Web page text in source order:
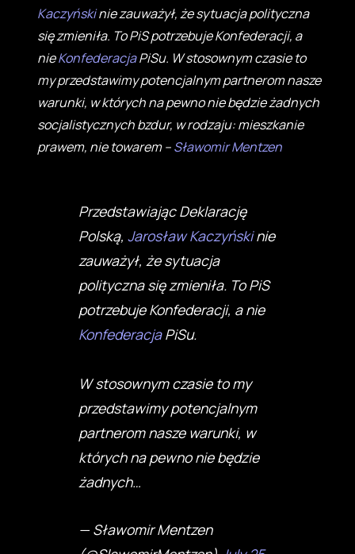
Kaczyńskinie zauważył, że sytuacja polityczna
się zmieniła. To PiS potrzebuje Konfederacji, a
nieKonfederacjaPiSu. W stosownym czasie to
my przedstawimy potencjalnym partnerom nasze
warunki, w których na pewno nie będzie żadnych
socjalistycznych bzdur, w rodzaju: mieszkanie
prawem, nie towarem –Sławomir Mentzen
Przedstawiając Deklarację
Polską, Jarosław Kaczyńskinie
zauważył, że sytuacja
polityczna się zmieniła. To PiS
potrzebuje Konfederacji, a nie
KonfederacjaPiSu.
W stosownym czasie to my
przedstawimy potencjalnym
partnerom nasze warunki, w
których na pewno nie będzie
żadnych…
— Sławomir Mentzen